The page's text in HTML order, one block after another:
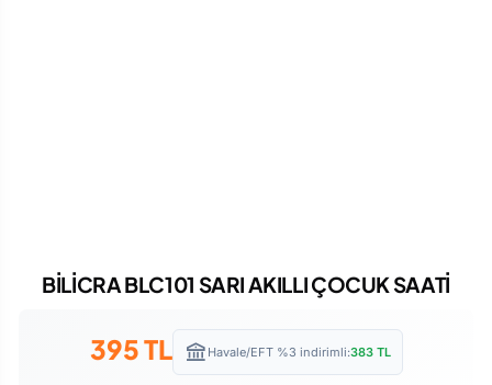
BİLİCRA BLC101 SARI AKILLI ÇOCUK SAATİ
395TL Havale/EFT %3 indirimli:383TL